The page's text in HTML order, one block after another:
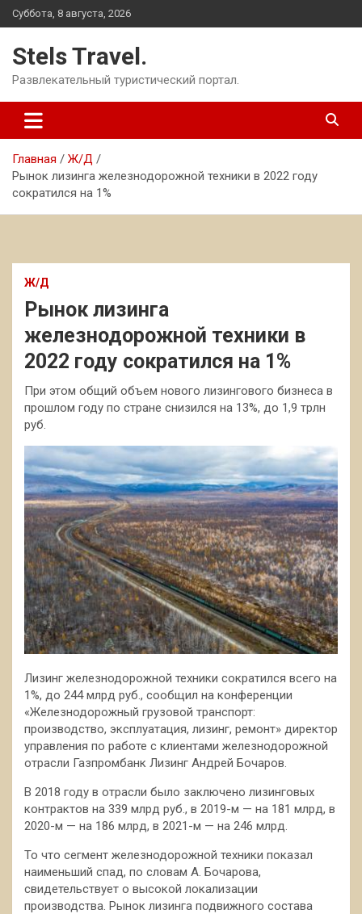
Перейти
к
Суббота, 8 августа, 2026
Stels Travel.
Развлекательный туристический портал.
Главная
Ж/Д
Рынок лизинга железнодорожной техники в 2022 году
сократился на 1%
Ж/Д
Рынок лизинга
железнодорожной техники в
2022 году сократился на 1%
При этом общий объем нового лизингового бизнеса в
прошлом году по стране снизился на 13%, до 1,9 трлн
руб.
Лизинг железнодорожной техники сократился всего на
1%, до 244 млрд руб., сообщил на конференции
«Железнодорожный грузовой транспорт:
производство, эксплуатация, лизинг, ремонт» директор
управления по работе с клиентами железнодорожной
отрасли Газпромбанк Лизинг Андрей Бочаров.
В 2018 году в отрасли было заключено лизинговых
контрактов на 339 млрд руб., в 2019-м — на 181 млрд, в
2020-м — на 186 млрд, в 2021-м — на 246 млрд.
То что сегмент железнодорожной техники показал
наименьший спад, по словам А. Бочарова,
свидетельствует о высокой локализации
производства. Рынок лизинга подвижного состава